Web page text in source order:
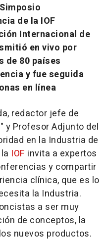
de la IOF
Internacional de
en vivo por
de 80 países
y fue seguida
en línea
redactor jefe de
y Profesor Adjunto del
en la Industria de
IOF invita a expertos
y compartir
clínica, que es lo
la Industria.
a ser muy
de conceptos, la
nuevos productos.